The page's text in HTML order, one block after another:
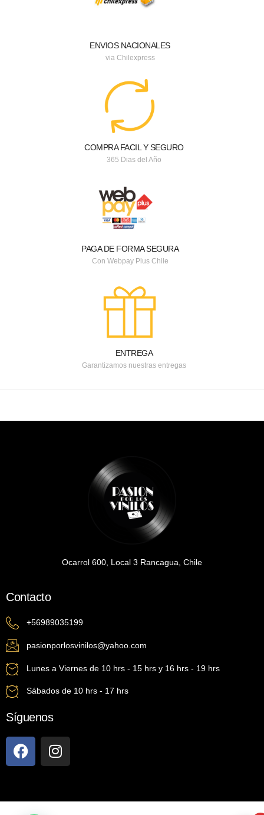
ENVIOS NACIONALES
via Chilexpress
COMPRA FACIL Y SEGURO
365 Dias del Año
PAGA DE FORMA SEGURA
Con Webpay Plus Chile
ENTREGA
Garantizamos nuestras entregas
Ocarrol 600, Local 3 Rancagua, Chile
Contacto
+56989035199
pasionporlosvinilos@yahoo.com
Lunes a Viernes de 10 hrs - 15 hrs y 16 hrs - 19 hrs
Sábados de 10 hrs - 17 hrs
Síguenos